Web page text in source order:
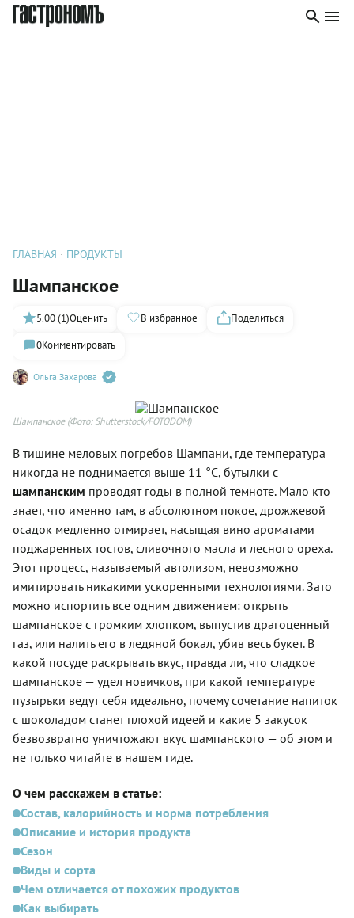
ГЛАВНАЯ ПРОДУКТЫ
Шампанское
Ольга Захарова
5.00 (1)Оценить В избранное
Поделиться
0Комментировать
Шампанское(Фото: Shutterstock/FOTODOM)
В тишине меловых погребов Шампани, где температура
никогда не поднимается выше 11 °С, бутылки с
шампанским проводят годы в полной темноте. Мало кто
знает, что именно там, в абсолютном покое, дрожжевой
осадок медленно отмирает, насыщая вино ароматами
поджаренных тостов, сливочного масла и лесного ореха.
Этот процесс, называемый автолизом, невозможно
имитировать никакими ускоренными технологиями. Зато
можно испортить все одним движением: открыть
шампанское с громким хлопком, выпустив драгоценный
газ, или налить его в ледяной бокал, убив весь букет. В
какой посуде раскрывать вкус, правда ли, что сладкое
шампанское — удел новичков, при какой температуре
пузырьки ведут себя идеально, почему сочетание напиток
с шоколадом станет плохой идеей и какие 5 закусок
безвозвратно уничтожают вкус шампанского — об этом и
не только читайте в нашем гиде.
О чем расскажем в статье:
Состав, калорийность и норма потребления
Описание и история продукта
Сезон
Виды и сорта
Чем отличается от похожих продуктов
Как выбирать